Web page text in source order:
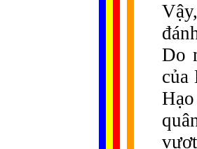
Do
của